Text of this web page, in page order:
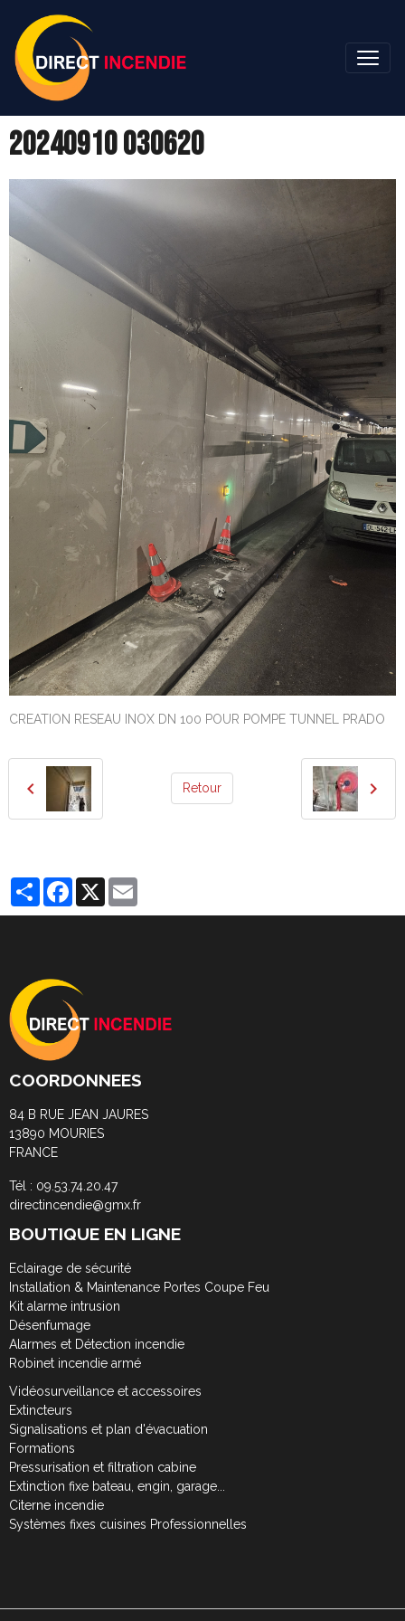
20240910 030620
CREATION RESEAU INOX DN 100 POUR POMPE TUNNEL PRADO
Retour
PartagerFacebook
X
COORDONNEES
84 B RUE JEAN JAURES
13890 MOURIES
FRANCE
Tél : 09.53.74.20.47
directincendie@gmx.fr
BOUTIQUE EN LIGNE
Eclairage de sécurité
Installation & Maintenance Portes Coupe Feu
Kit alarme intrusion
Désenfumage
Alarmes et Détection incendie
Robinet incendie armé
Vidéosurveillance et accessoires
Extincteurs
Signalisations et plan d'évacuation
Formations
Pressurisation et filtration cabine
Extinction fixe bateau, engin, garage...
Citerne incendie
Systèmes fixes cuisines Professionnelles